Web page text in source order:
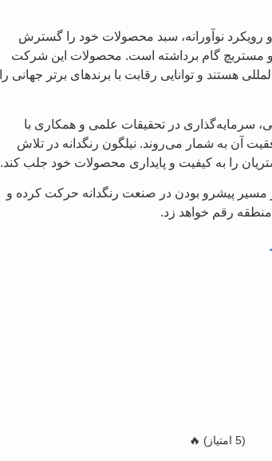
و رویکرد نوآورانه، سبد محصولات خود را گسترش
و مستربچ گام برداشته است. محصولات این شرکت
هستند و توانایی رقابت با برندهای برتر جهانی را
در تحقیقات علمی و همکاری با
آن به شمار می‌روند. نیلگون رنگدانه در تلاش
را به کیفیت و پایداری محصولات خود جلب کند.
مسیر پیشرو بودن در صنعت رنگدانه حرکت کرده و
منطقه رقم خواهد زد.
(5 امتیاز) 🔥